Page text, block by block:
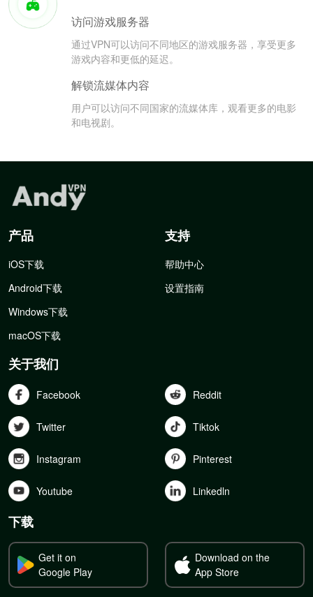
访问游戏服务器
通过VPN可以访问不同地区的游戏服务器，享受更多
游戏内容和更低的延迟。
解锁流媒体内容
用户可以访问不同国家的流媒体库，观看更多的电影
和电视剧。
产品
iOS下载
Android下载
Windows下载
macOS下载
支持
帮助中心
设置指南
关于我们
Facebook Reddit
Twitter Tiktok
Instagram Pinterest
Youtube Linkedln
下载
Get it on
Google Play
Download on the
App Store